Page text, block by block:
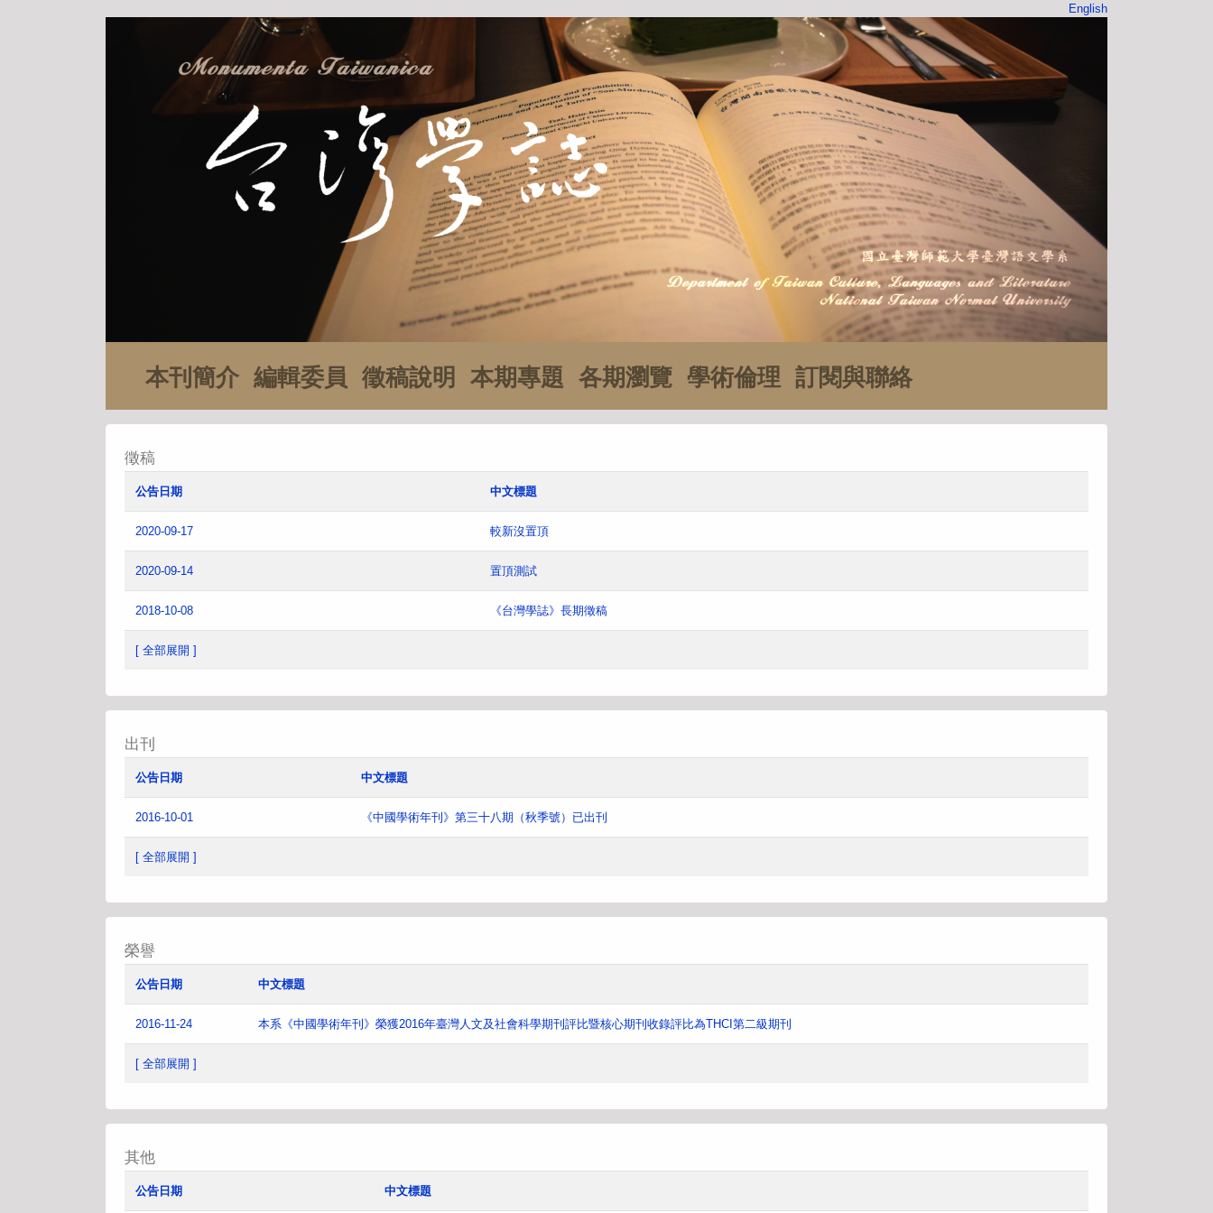
English
本刊簡介 編輯委員 徵稿說明 本期專題 各期瀏覽 學術倫理 訂閱與聯絡
徵稿
公告日期 中文標題
2020-09-17 較新沒置頂
2020-09-14 置頂測試
2018-10-08 《台灣學誌》長期徵稿
[ 全部展開 ]
出刊
公告日期 中文標題
2016-10-01 《中國學術年刊》第三十八期（秋季號）已出刊
[ 全部展開 ]
榮譽
公告日期 中文標題
2016-11-24 本系《中國學術年刊》榮獲2016年臺灣人文及社會科學期刊評比暨核心期刊收錄評比為THCI第二級期刊
[ 全部展開 ]
其他
公告日期 中文標題